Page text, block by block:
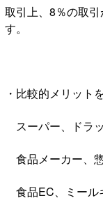
取引上、8％の取
す。
・比較的メリット
スーパー、ドラ
食品メーカー、
食品EC、ミー